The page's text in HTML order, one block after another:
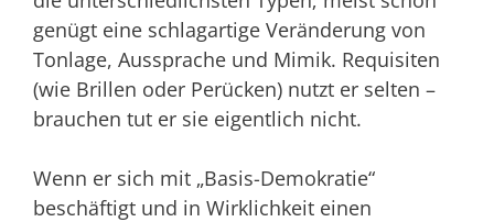
genügt eine schlagartige Veränderung von
Tonlage, Aussprache und Mimik. Requisiten
(wie Brillen oder Perücken) nutzt er selten –
brauchen tut er sie eigentlich nicht.
Wenn er sich mit „Basis-Demokratie“
beschäftigt und in Wirklichkeit einen